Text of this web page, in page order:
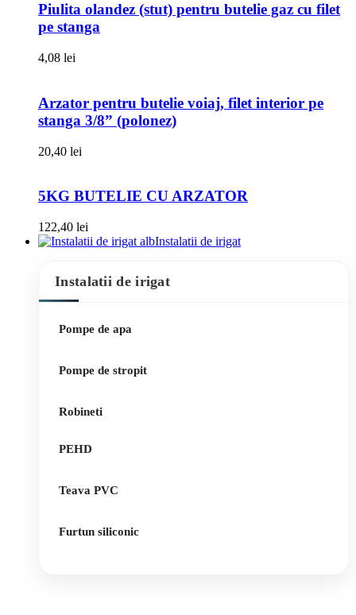
Piulita olandez (stut) pentru butelie gaz cu filet
pe stanga
4,08 lei
Arzator pentru butelie voiaj, filet interior pe
stanga 3/8” (polonez)
20,40 lei
5KG BUTELIE CU ARZATOR
122,40 lei
Instalatii de irigat
Instalatii de irigat
Pompe de apa
Pompe de stropit
Robineti
PEHD
Teava PVC
Furtun siliconic